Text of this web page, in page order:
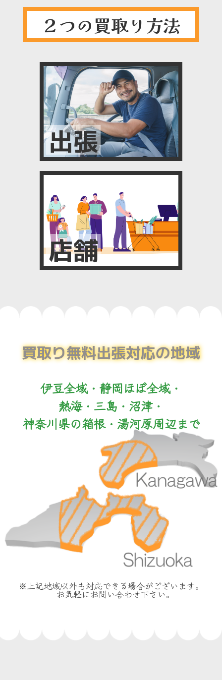
２つの買取り方法
出張
店舗
買取り無料出張対応の地域
伊豆全域・静岡ほぼ全域・
熱海・三島・沼津・
神奈川県の箱根・湯河原周辺まで
※上記地域以外も対応できる場合がございます。
お気軽にお問い合わせ下さい。